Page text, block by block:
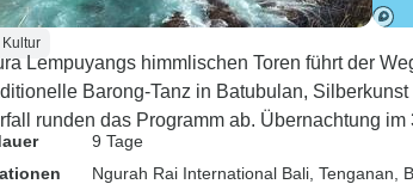
Kultur
Lempuyangs himmlischen Toren führt der
Barong-Tanz in Batubulan,
runden das Programm ab. Übernachtung
9 Tage
Ngurah Rai International Bali , Tenganan ,